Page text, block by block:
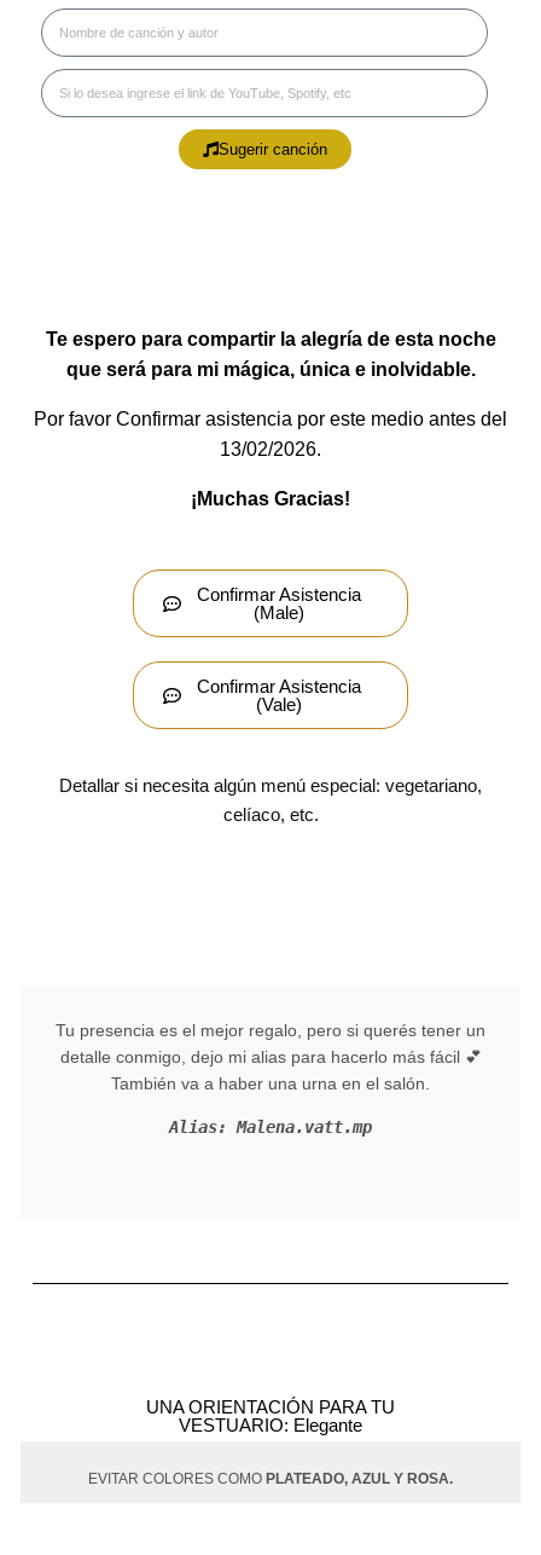
Sugerir canción
Te espero para compartir la alegría de esta noche
que será para mi mágica, única e inolvidable.
Por favor Confirmar asistencia por este medio antes del
13/02/2026.
¡Muchas Gracias!
Confirmar Asistencia
(Male)
Confirmar Asistencia
(Vale)
Detallar si necesita algún menú especial: vegetariano,
celíaco, etc.
Tu presencia es el mejor regalo, pero si querés tener un
detalle conmigo, dejo mi alias para hacerlo más fácil 💕
También va a haber una urna en el salón.
Alias: Malena.vatt.mp
UNA ORIENTACIÓN PARA TU
VESTUARIO: Elegante
EVITAR COLORES COMO PLATEADO, AZUL Y ROSA.